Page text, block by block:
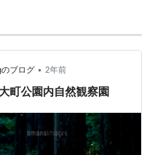
ど、立派な雄くんです 後
ブログ • 2年前
町公園内自然観察園